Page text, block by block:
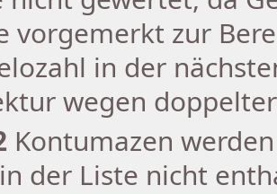
vorgemerkt zur
in der
wegen
Kontumazen
der Liste nicht